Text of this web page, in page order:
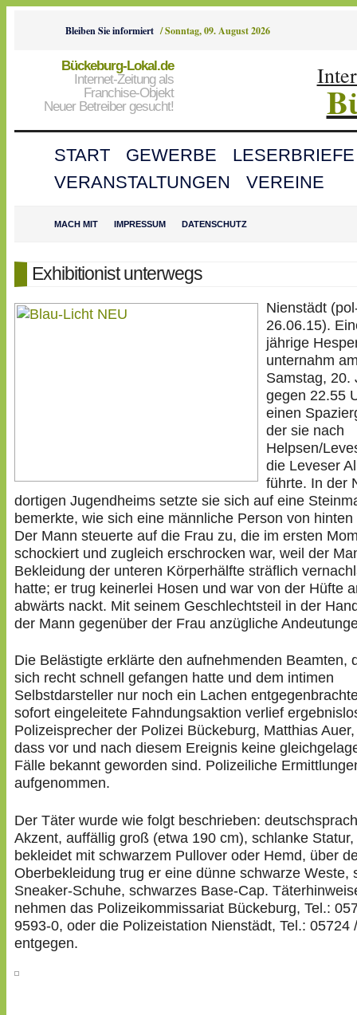
Bleiben Sie informiert /Sonntag, 09. August 2026
Bückeburg-Lokal.de
Internet-Zeitung als
Franchise-Objekt
Neuer Betreiber gesucht!
START GEWERBE
LESERBRIEFE
VERANSTALTUNGEN
VEREINE
MACH MIT IMPRESSUM DATENSCHUTZ
Exhibitionist unterwegs
Nienstädt
26.06.15).
jährige
unternahm
Samstag, 20.
gegen 22.55
einen
der sie nach
Helpsen/
die Leveser
führte. In der
dortigen Jugendheims setzte sie sich auf eine
bemerkte, wie sich eine männliche Person von hinten
Der Mann steuerte auf die Frau zu, die im ersten
schockiert und zugleich erschrocken war, weil der
Bekleidung der unteren Körperhälfte sträflich
hatte; er trug keinerlei Hosen und war von der Hüfte
abwärts nackt. Mit seinem Geschlechtsteil in der
der Mann gegenüber der Frau anzügliche
Die Belästigte erklärte den aufnehmenden Beamten,
sich recht schnell gefangen hatte und dem intimen
Selbstdarsteller nur noch ein Lachen
sofort eingeleitete Fahndungsaktion verlief
Polizeisprecher der Polizei Bückeburg, Matthias
dass vor und nach diesem Ereignis keine
Fälle bekannt geworden sind. Polizeiliche
aufgenommen.
Der Täter wurde wie folgt beschrieben:
Akzent, auffällig groß (etwa 190 cm), schlanke Statur,
bekleidet mit schwarzem Pullover oder Hemd, über
Oberbekleidung trug er eine dünne schwarze Weste,
Sneaker-Schuhe, schwarzes Base-Cap.
nehmen das Polizeikommissariat Bückeburg, Tel.:
9593-0, oder die Polizeistation Nienstädt, Tel.: 05724
entgegen.